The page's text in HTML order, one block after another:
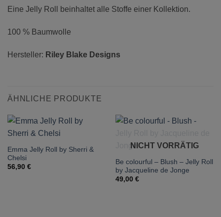
Eine Jelly Roll beinhaltet alle Stoffe einer Kollektion.
100 % Baumwolle
Hersteller: Riley Blake Designs
ÄHNLICHE PRODUKTE
Emma Jelly Roll by Sherri &
Chelsi
56,90 €
NICHT VORRÄTIG
Be colourful – Blush – Jelly Roll
by Jacqueline de Jonge
49,00 €